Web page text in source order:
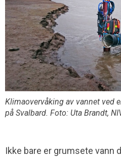
Klimaovervåking av vannet ved
på Svalbard. Foto: Uta Brandt,
Ikke bare er grumsete vann